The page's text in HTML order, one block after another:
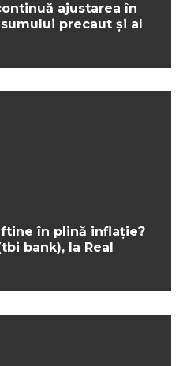
ajustarea în
precaut și al
în plină inflație?
bank), la Real